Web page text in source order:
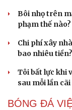
Bôi nhọ trên
phạm thế nào?
Chi phí xây
bao nhiêu tiền?
Tôi bất lực khi
sau mỗi lần
BÓNG ĐÁ